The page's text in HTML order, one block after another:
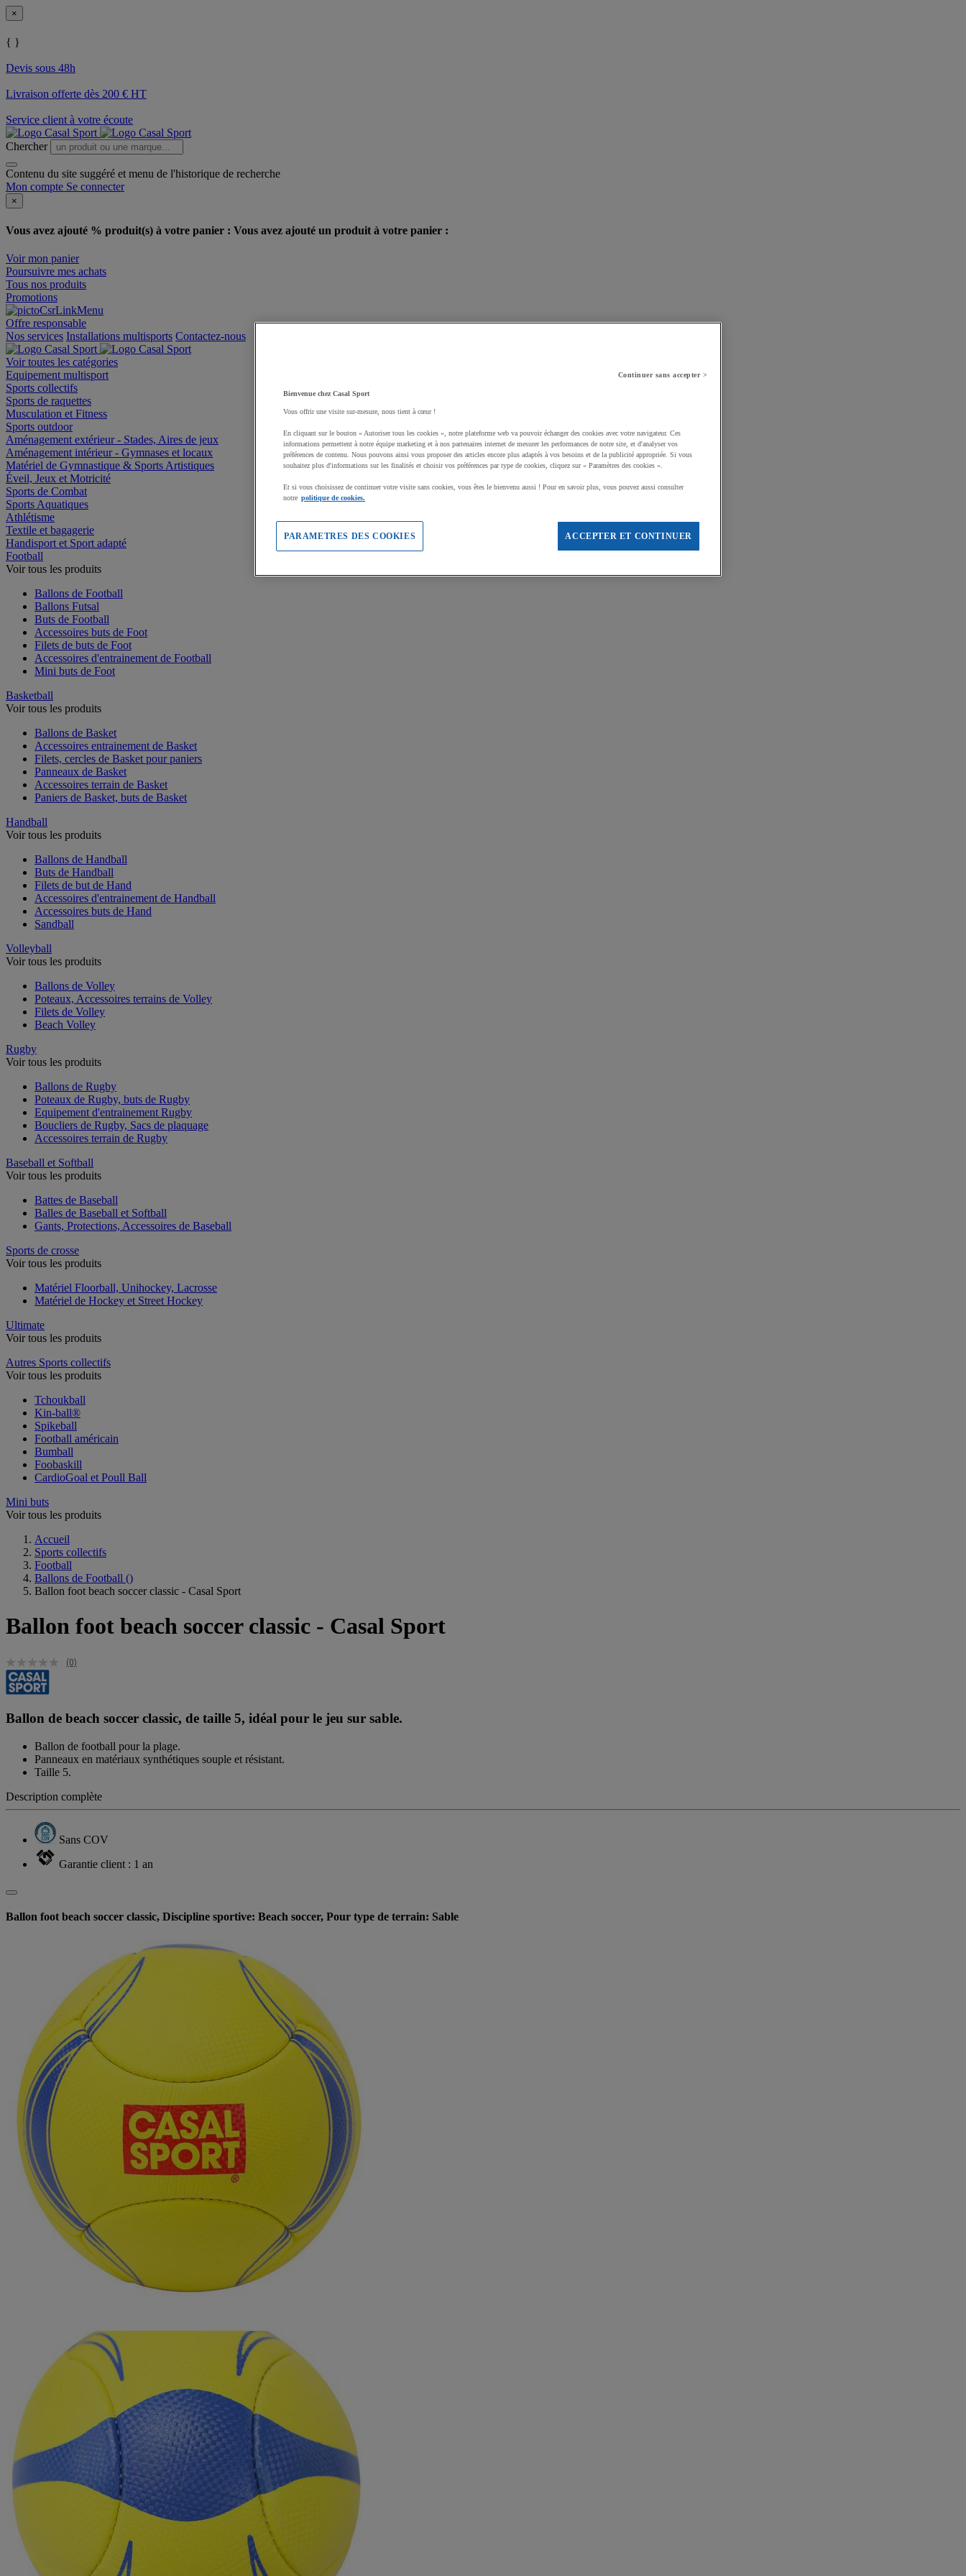
×
{ }
Devis sous 48h
Livraison offerte dès 200 € HT
Service client à votre écoute
Chercher
Contenu du site suggéré et menu de l'historique de recherche
Mon compte Se connecter
×
Vous avez ajouté % produit(s) à votre panier : Vous avez ajouté un produit à votre panier :
Voir mon panier
Poursuivre mes achats
Tous nos produits
Promotions
Offre responsable
Nos services Installations multisports Contactez-nous
Voir toutes les catégories
Equipement multisport
Sports collectifs
Sports de raquettes
Musculation et Fitness
Sports outdoor
Aménagement extérieur - Stades, Aires de jeux
Aménagement intérieur - Gymnases et locaux
Matériel de Gymnastique & Sports Artistiques
Éveil, Jeux et Motricité
Sports de Combat
Sports Aquatiques
Athlétisme
Textile et bagagerie
Handisport et Sport adapté
Football
Voir tous les produits
Ballons de Football
Ballons Futsal
Buts de Football
Accessoires buts de Foot
Filets de buts de Foot
Accessoires d'entrainement de Football
Mini buts de Foot
Basketball
Voir tous les produits
Ballons de Basket
Accessoires entrainement de Basket
Filets, cercles de Basket pour paniers
Panneaux de Basket
Accessoires terrain de Basket
Paniers de Basket, buts de Basket
Handball
Voir tous les produits
Ballons de Handball
Buts de Handball
Filets de but de Hand
Accessoires d'entrainement de Handball
Accessoires buts de Hand
Sandball
Volleyball
Voir tous les produits
Ballons de Volley
Poteaux, Accessoires terrains de Volley
Filets de Volley
Beach Volley
Rugby
Voir tous les produits
Ballons de Rugby
Poteaux de Rugby, buts de Rugby
Equipement d'entrainement Rugby
Boucliers de Rugby, Sacs de plaquage
Accessoires terrain de Rugby
Baseball et Softball
Voir tous les produits
Battes de Baseball
Balles de Baseball et Softball
Gants, Protections, Accessoires de Baseball
Sports de crosse
Voir tous les produits
Matériel Floorball, Unihockey, Lacrosse
Matériel de Hockey et Street Hockey
Ultimate
Voir tous les produits
Autres Sports collectifs
Voir tous les produits
Tchoukball
Kin-ball®
Spikeball
Football américain
Bumball
Foobaskill
CardioGoal et Poull Ball
Mini buts
Voir tous les produits
Accueil
Sports collectifs
Football
Ballons de Football ()
Ballon foot beach soccer classic - Casal Sport
Ballon foot beach soccer classic - Casal Sport
(0)
Ballon de beach soccer classic, de taille 5, idéal pour le jeu sur sable.
Ballon de football pour la plage.
Panneaux en matériaux synthétiques souple et résistant.
Taille 5.
Description complète
Sans COV
Garantie client : 1 an
Ballon foot beach soccer classic, Discipline sportive: Beach soccer, Pour type de terrain: Sable
Continuer sans accepter >
Bienvenue chez Casal Sport
Vous offrir une visite sur-mesure, nous tient à cœur !
En cliquant sur le bouton « Autoriser tous les cookies », notre plateforme web va pouvoir échanger des cookies avec votre navigateur. Ces
informations permettent à notre équipe marketing et à nos partenaires internet de mesurer les performances de notre site, et d'analyser vos
préférences de contenu. Nous pouvons ainsi vous proposer des articles encore plus adaptés à vos besoins et de la publicité appropriée. Si vous
souhaitez plus d'informations sur les finalités et choisir vos préférences par type de cookies, cliquez sur « Paramètres des cookies ».
Et si vous choisissez de continuer votre visite sans cookies, vous êtes le bienvenu aussi ! Pour en savoir plus, vous pouvez aussi consulter
notre politique de cookies.
ACCEPTER ET CONTINUER
PARAMETRES DES COOKIES